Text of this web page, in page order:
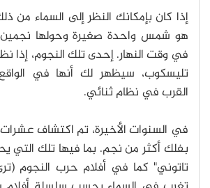
إذا كان بإمكانك النظر إلى السماء من
هو شمس واحدة صغيرة وحولها
في وقت النهار. إحدى تلك النجوم، إذا
تليسكوب، سيظهر لك أنها في
القرب في نظام ثنائي.
في السنوات الأخيرة، تم اكتشاف
بفلك أكثر من نجم. بما فيها تلك التي
تاتوني" كما في أفلام حرب النجوم